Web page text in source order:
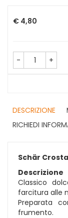
Prezzo
€ 4,80
- +
DESCRIZIONE
RICHIEDI
Schär
Descrizione
Classico
farcitura alle
Preparata
frumento.